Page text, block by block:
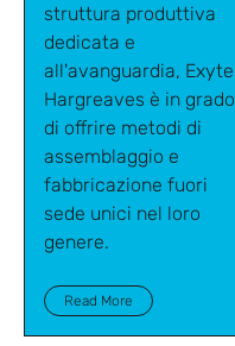
struttura produttiva
dedicata e
all'avanguardia, Exyte
Hargreaves è in grado
di offrire metodi di
assemblaggio e
fabbricazione fuori
sede unici nel loro
genere.
Read More